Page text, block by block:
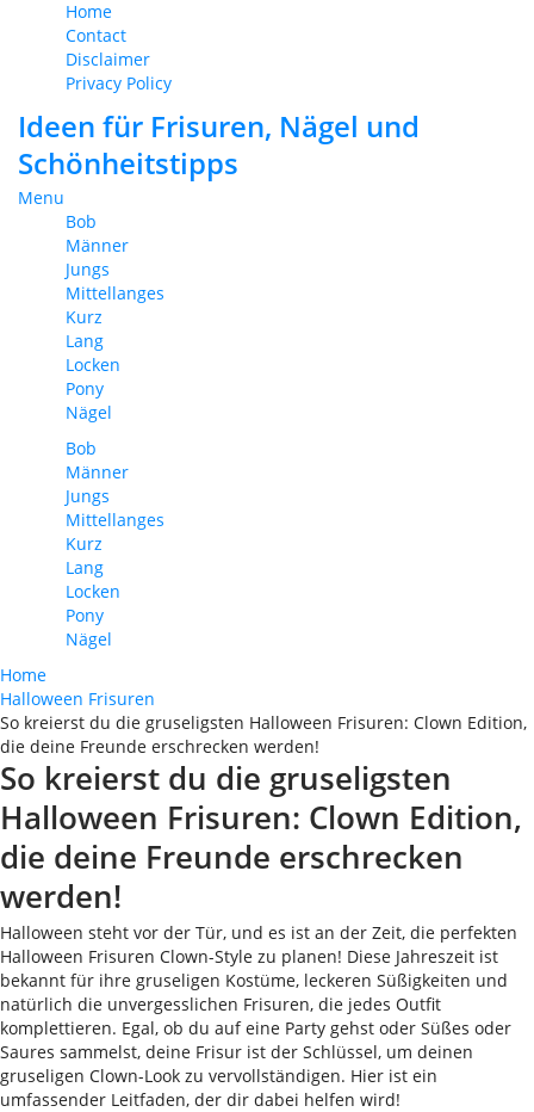
Home
Contact
Disclaimer
Privacy Policy
Ideen für Frisuren, Nägel und
Schönheitstipps
Menu
Bob
Männer
Jungs
Mittellanges
Kurz
Lang
Locken
Pony
Nägel
Bob
Männer
Jungs
Mittellanges
Kurz
Lang
Locken
Pony
Nägel
Home
Halloween Frisuren
So kreierst du die gruseligsten Halloween Frisuren: Clown Edition,
die deine Freunde erschrecken werden!
So kreierst du die gruseligsten
Halloween Frisuren: Clown Edition,
die deine Freunde erschrecken
werden!
Halloween steht vor der Tür, und es ist an der Zeit, die perfekten
Halloween Frisuren Clown-Style zu planen! Diese Jahreszeit ist
bekannt für ihre gruseligen Kostüme, leckeren Süßigkeiten und
natürlich die unvergesslichen Frisuren, die jedes Outfit
komplettieren. Egal, ob du auf eine Party gehst oder Süßes oder
Saures sammelst, deine Frisur ist der Schlüssel, um deinen
gruseligen Clown-Look zu vervollständigen. Hier ist ein
umfassender Leitfaden, der dir dabei helfen wird!